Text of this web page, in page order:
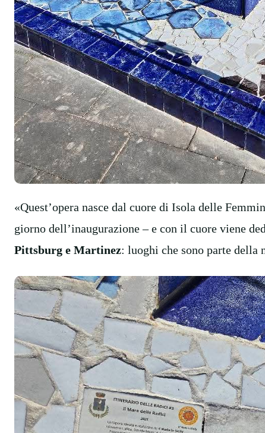
«Quest’opera nasce dal cuore di Isola delle
giorno dell’inaugurazione – e con il cuore viene
Pittsburg e Martinez: luoghi che sono parte della